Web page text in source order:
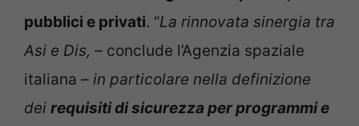
pubblici e privati. “La rinnovata sinergia tra
Asi e Dis, – conclude l’Agenzia spaziale
italiana – in particolare nella definizione
dei requisiti di sicurezza per programmi e